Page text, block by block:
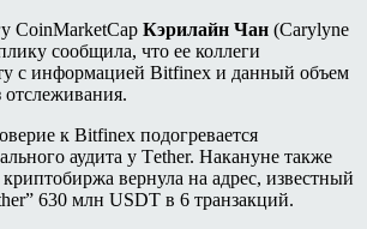
CoinMarketCap Кэрилайн Чан (Carylyne
сообщила, что ее коллеги
с информацией Bitfinex и данный объем
отслеживания.
к Bitfinex подогревается
аудита у Тether. Накануне также
криптобиржа вернула на адрес, известный
630 млн USDT в 6 транзакций.